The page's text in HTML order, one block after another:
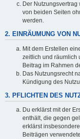
Der
von beiden Seiten
werden.
2. EINRÄUMUNG VON
Mit dem Erstellen
zeitlich und räumlich
Beitrag im Rahmen
Das Nutzungsrecht
Kündigung des
3. PFLICHTEN DES
Du erklärst mit der
enthält, die gegen
erklärst
Beiträgen